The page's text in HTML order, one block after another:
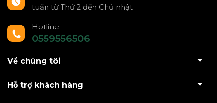
tuần từ Thứ 2 đến Chủ nhật
Hotline
0559556506
Về chúng tôi
Hỗ trợ khách hàng